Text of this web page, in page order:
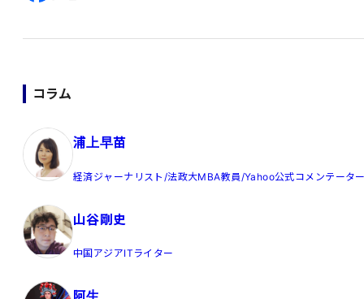
コラム
浦上早苗
経済ジャーナリスト/法政大MBA教員/Yahoo公式コメンテータ
山谷剛史
中国アジアITライター